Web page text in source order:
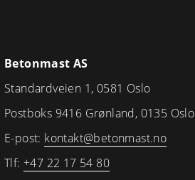
Betonmast AS
Standardveien 1, 0581 Oslo
Postboks 9416 Grønland, 0135 Oslo
E-post: kontakt@betonmast.no
Tlf: +47 22 17 54 80